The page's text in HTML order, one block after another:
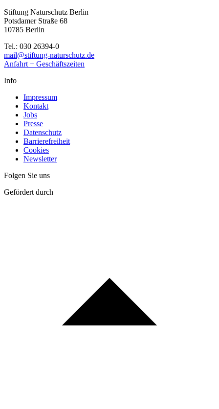
Stiftung Naturschutz Berlin
Potsdamer Straße 68
10785 Berlin
Tel.: 030 26394-0
mail@stiftung-naturschutz.de
Anfahrt + Geschäftszeiten
Info
Impressum
Kontakt
Jobs
Presse
Datenschutz
Barrierefreiheit
Cookies
Newsletter
Folgen Sie uns
Gefördert durch